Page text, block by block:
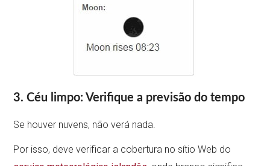
3. Céu limpo: Verifique a previsão do tempo
Se houver nuvens, não verá nada.
Por isso, deve verificar a cobertura no sítio Web do